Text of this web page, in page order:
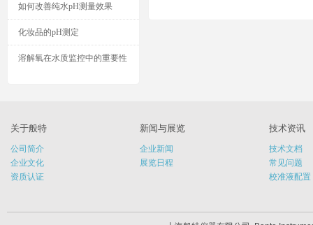
如何改善纯水pH测量效果
化妆品的pH测定
溶解氧在水质监控中的重要性
关于般特
公司简介
企业文化
资质认证
新闻与展览
企业新闻
展览日程
技术资讯
技术文档
常见问题
校准液配置